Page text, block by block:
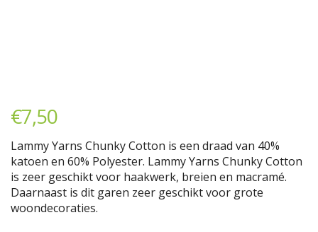
€7,50
Lammy Yarns Chunky Cotton is een draad van 40%
katoen en 60% Polyester. Lammy Yarns Chunky Cotton
is zeer geschikt voor haakwerk, breien en macramé.
Daarnaast is dit garen zeer geschikt voor grote
woondecoraties.